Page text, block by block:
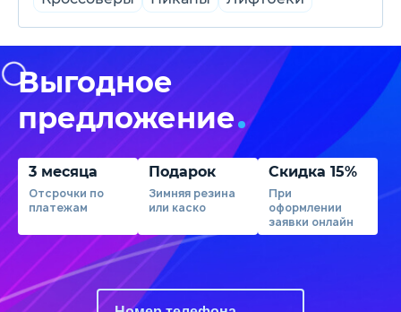
Выгодное
предложение
3 месяца
Отсрочки по
платежам
Подарок
Зимняя резина
или каско
Скидка 15%
При
оформлении
заявки онлайн